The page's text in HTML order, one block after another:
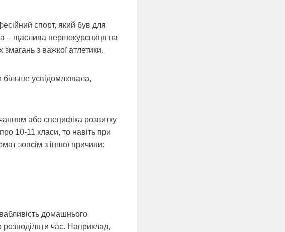
спорт, який був для
– щаслива першокурсниця на
змагань з важкої атлетики.
усвідомлювала,
або специфіка розвитку
10-11 класи, то навіть при
зовсім з іншої причини:
домашнього
розподіляти час. Наприклад,